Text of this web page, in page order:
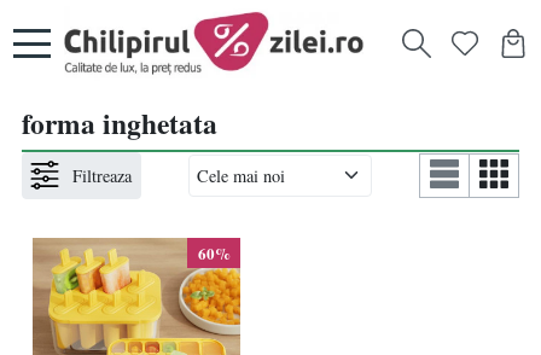
forma inghetata
Filtreaza
60%